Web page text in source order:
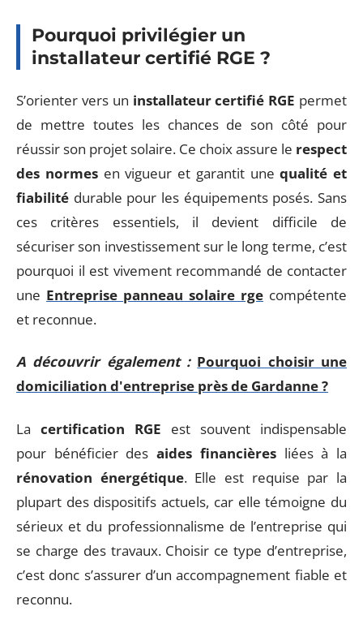
Pourquoi privilégier un
installateur certifié RGE ?
S’orienter vers un installateur certifié RGE permet
de mettre toutes les chances de son côté pour
réussir son projet solaire. Ce choix assure le respect
des normesen vigueur et garantit unequalité et
fiabilité durable pour les équipements posés. Sans
ces critères essentiels, il devient difficile de
sécuriser son investissement sur le long terme, c’est
pourquoi il est vivement recommandé de contacter
une Entreprise panneau solaire rge compétente
et reconnue.
A découvrir également : Pourquoi choisir une
domiciliation d'entreprise près de Gardanne ?
La certification RGE est souvent indispensable
pour bénéficier desaides financièresliées à la
rénovation énergétique. Elle est requise par la
plupart des dispositifs actuels, car elle témoigne du
sérieux et du professionnalisme de l’entreprise qui
se charge des travaux. Choisir ce type d’entreprise,
c’est donc s’assurer d’un accompagnement fiable et
reconnu.